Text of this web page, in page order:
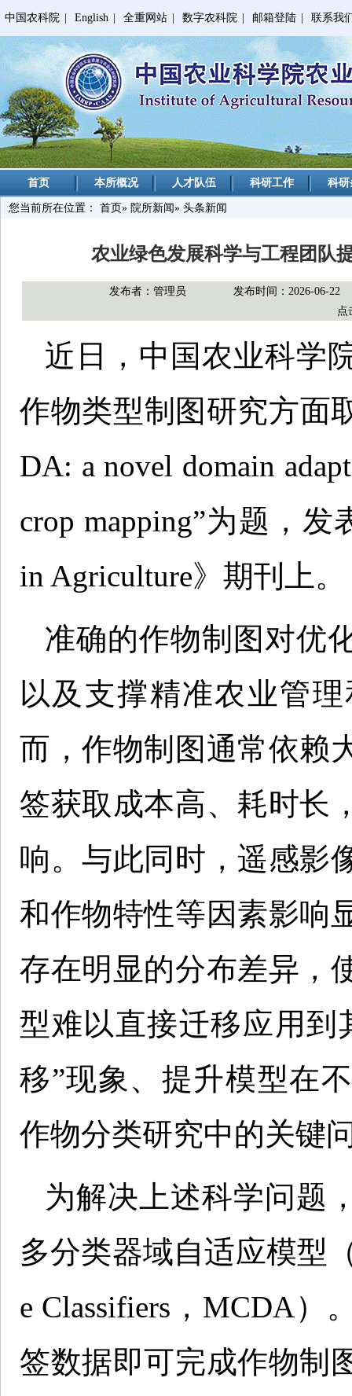
中国农科院 English 全重网站 数字农科院 邮箱登陆 联系我
首页 本所概况 人才队伍 科研工作 科
您当前所在位置： 首页» 院所新闻» 头条新闻
农业绿色发展科学与工程团队
发布者：管理员
发布时间：2026-06-22
点
近日，中国农业科学
作物类型制图研究方面
DA: a novel domain
crop mapping”为题，发
in Agriculture》期刊上。
准确的作物制图对优
以及支撑精准农业管
而，作物制图通常依赖
签获取成本高、耗时长
响。与此同时，遥感影
和作物特性等因素影响
存在明显的分布差异，
型难以直接迁移应用到
移”现象、提升模型在
作物分类研究中的关键
为解决上述科学问题
多分类器域自适应模型
e Classifiers，MCDA）
签数据即可完成作物制